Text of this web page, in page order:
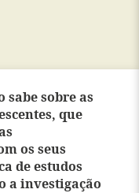
sabe sobre as
que
os seus
de estudos
a investigação